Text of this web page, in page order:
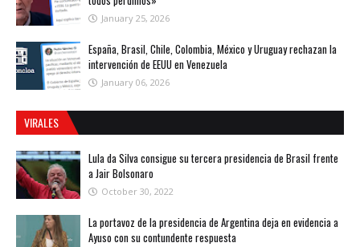
January 25, 2026
España, Brasil, Chile, Colombia, México y Uruguay rechazan la
intervención de EEUU en Venezuela
January 06, 2026
VIRALES
Lula da Silva consigue su tercera presidencia de Brasil frente
a Jair Bolsonaro
October 30, 2022
La portavoz de la presidencia de Argentina deja en evidencia a
Ayuso con su contundente respuesta